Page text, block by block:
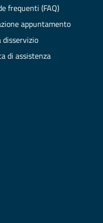
frequenti (FAQ)
appuntamento
disservizio
di assistenza